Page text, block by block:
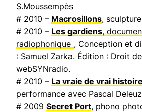
S.Moussempès
# 2010 – Macrosillons,
# 2010 – Les gardiens,
radiophonique , Conception et
: Samuel Zarka. Édition : Droit
webSYNradio.
# 2010 – La vraie de vrai
performance avec Pascal
# 2009 Secret Port, phono